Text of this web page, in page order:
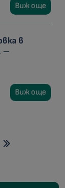
Виж още
в
–
Виж още